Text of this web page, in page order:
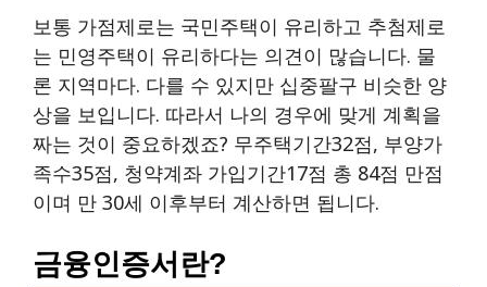
보통 가점제로는 국민주택이 유리하고 추첨제로
는 민영주택이 유리하다는 의견이 많습니다. 물
론 지역마다. 다를 수 있지만 십중팔구 비슷한 양
상을 보입니다. 따라서 나의 경우에 맞게 계획을
짜는 것이 중요하겠죠? 무주택기간32점, 부양가
족수35점, 청약계좌 가입기간17점 총 84점 만점
이며 만 30세 이후부터 계산하면 됩니다.
금융인증서란?